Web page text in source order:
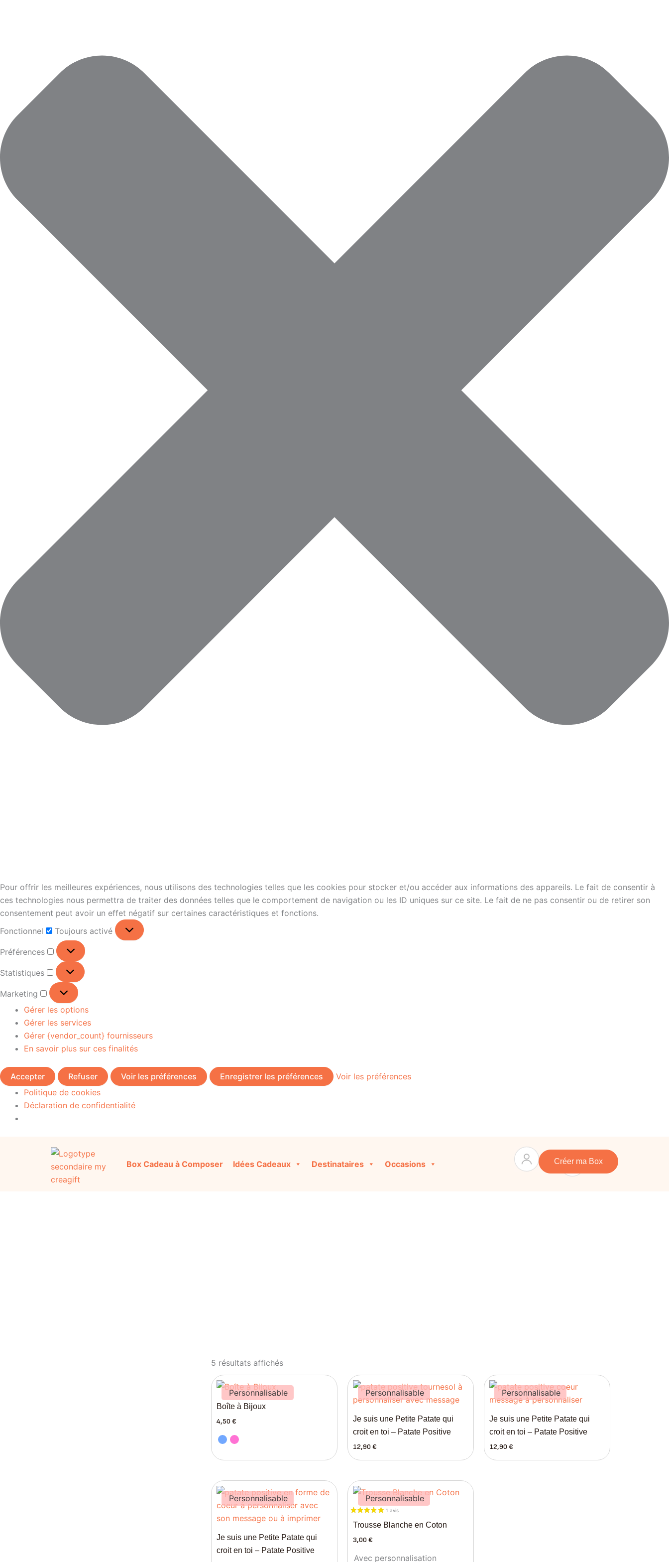
Pour offrir les meilleures expériences, nous utilisons des technologies telles que les cookies pour stocker et/ou accéder aux informations des appareils. Le fait de consentir à
ces technologies nous permettra de traiter des données telles que le comportement de navigation ou les ID uniques sur ce site. Le fait de ne pas consentir ou de retirer son
consentement peut avoir un effet négatif sur certaines caractéristiques et fonctions.
Fonctionnel
Toujours activé
Préférences
Statistiques
Marketing
Gérer les options
Gérer les services
Gérer {vendor_count} fournisseurs
En savoir plus sur ces finalités
Accepter Refuser Voir les préférences Enregistrer les préférences
Voir les préférences
Politique de cookies
Déclaration de confidentialité
Box Cadeau à Composer Idées Cadeaux Destinataires Occasions Panier
Créer ma Box
5 résultats affichés
Personnalisable
Boîte à Bijoux
4,50€
Personnalisable
Je suis une Petite Patate qui
croit en toi – Patate Positive
12,90€
Personnalisable
Je suis une Petite Patate qui
croit en toi – Patate Positive
12,90€
Personnalisable
Je suis une Petite Patate qui
croit en toi – Patate Positive
Personnalisable
Trousse Blanche en Coton
3,00€
Avec personnalisation